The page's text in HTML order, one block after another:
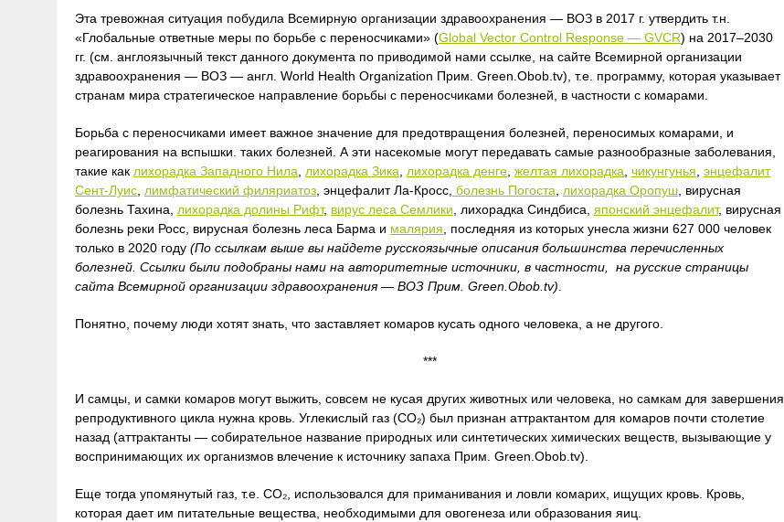
Эта тревожная ситуация побудила Всемирную организации здравоохранения — ВОЗ в 2017 г. утвердить т.н.
«Глобальные ответные меры по борьбе с переносчиками» (Global Vector Control Response — GVCR) на 2017–2030
гг. (см. англоязычный текст данного документа по приводимой нами ссылке, на сайте Всемирной организации
здравоохранения — ВОЗ — англ. World Health Organization Прим. Green.Obob.tv), т.е. программу, которая указывает
странам мира стратегическое направление борьбы с переносчиками болезней, в частности с комарами.
Борьба с переносчиками имеет важное значение для предотвращения болезней, переносимых комарами, и
реагирования на вспышки. таких болезней. А эти насекомые могут передавать самые разнообразные заболевания,
такие как лихорадка Западного Нила лихорадка Зика лихорадка денге желтая лихорадка чикунгунья энцефалит
Сент-Луис лимфатический филяриатоз , энцефалит Ла-Кросс, болезнь Погоста лихорадка Оропуш , вирусная
болезнь Тахина, лихорадка долины Рифт, вирус леса Семлики , лихорадка Синдбиса, японский энцефалит, вирусная
болезнь реки Росс, вирусная болезнь леса Барма и малярия , последняя из которых унесла жизни 627 000 человек
только в 2020 году (По ссылкам выше вы найдете русскоязычные описания большинства перечисленных
болезней. Ссылки были подобраны нами на авторитетные источники, в частности, на русские страницы
сайта Всемирной организации здравоохранения — ВОЗ Прим. Green.Obob.tv)
Понятно, почему люди хотят знать, что заставляет комаров кусать одного человека, а не другого.
***
И самцы, и самки комаров могут выжить, совсем не кусая других животных или человека, но самкам для завершения
репродуктивного цикла нужна кровь. Углекислый газ (CO₂) был признан аттрактантом для комаров почти столетие
назад (аттрактанты — собирательное название природных или синтетических химических веществ, вызывающие у
воспринимающих их организмов влечение к источнику запаха Прим. Green.Obob.tv).
Еще тогда упомянутый газ, т.е. CO₂, использовался для приманивания и ловли комарих, ищущих кровь. Кровь,
которая дает им питательные вещества, необходимыми для овогенеза или образования яиц.